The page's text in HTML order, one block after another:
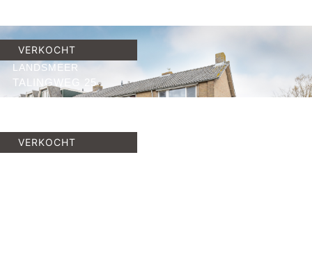
VERKOCHT
LANDSMEER
TALINGWEG 25
83 M2
3
C
VERKOCHT